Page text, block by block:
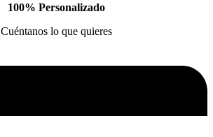
100% Personalizado
Cuéntanos lo que quieres